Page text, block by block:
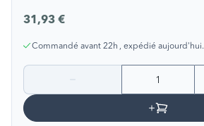
31,93 €
Commandé avant 22h , expédié aujourd'hui.